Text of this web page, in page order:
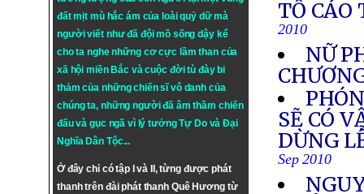
đất mịt mù hắc ám của loài quỷ dữ mà
người viết như đã đội mồ sống dậy kể
cho ta nghe những cơ cực lầm than của
xã hội miền Bắc và cuộc đời tù đày bi
thảm của những chiến sĩ vô danh của
chúng ta, những người đã âm thầm chiến
đấu và gục ngã vì lý tưởngTự DovàĐại
Nghĩa Dân Tộc...
Ở đây chỉ có tập I và II, từng được phát
thanh trên đài phát thanh Quê Hương từ
TỐ
2010
NỮ
SẼ CÓ
DỪNG
Sep 2010